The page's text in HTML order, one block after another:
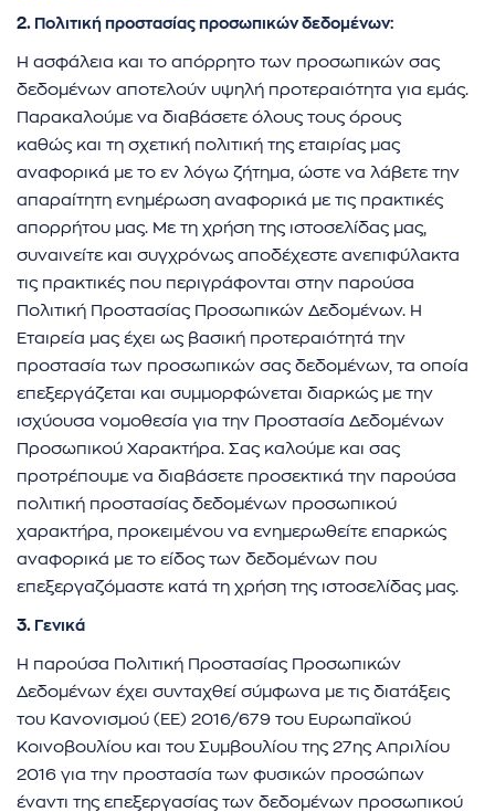
2. Πολιτική προστασίας προσωπικών δεδομένων:
Η ασφάλεια και το απόρρητο των προσωπικών σας
δεδομένων αποτελούν υψηλή προτεραιότητα για εμάς.
Παρακαλούμε να διαβάσετε όλους τους όρους
καθώς και τη σχετική πολιτική της εταιρίας μας
αναφορικά με το εν λόγω ζήτημα, ώστε να λάβετε την
απαραίτητη ενημέρωση αναφορικά με τις πρακτικές
απορρήτου μας. Με τη χρήση της ιστοσελίδας μας,
συναινείτε και συγχρόνως αποδέχεστε ανεπιφύλακτα
τις πρακτικές που περιγράφονται στην παρούσα
Πολιτική Προστασίας Προσωπικών Δεδομένων. Η
Εταιρεία μας έχει ως βασική προτεραιότητά την
προστασία των προσωπικών σας δεδομένων, τα οποία
επεξεργάζεται και συμμορφώνεται διαρκώς με την
ισχύουσα νομοθεσία για την Προστασία Δεδομένων
Προσωπικού Χαρακτήρα. Σας καλούμε και σας
προτρέπουμε να διαβάσετε προσεκτικά την παρούσα
πολιτική προστασίας δεδομένων προσωπικού
χαρακτήρα, προκειμένου να ενημερωθείτε επαρκώς
αναφορικά με το είδος των δεδομένων που
επεξεργαζόμαστε κατά τη χρήση της ιστοσελίδας μας.
3. Γενικά
Η παρούσα Πολιτική Προστασίας Προσωπικών
Δεδομένων έχει συνταχθεί σύμφωνα με τις διατάξεις
του Κανονισμού (ΕΕ) 2016/679 του Ευρωπαϊκού
Κοινοβουλίου και του Συμβουλίου της 27ης Απριλίου
2016 για την προστασία των φυσικών προσώπων
έναντι της επεξεργασίας των δεδομένων προσωπικού